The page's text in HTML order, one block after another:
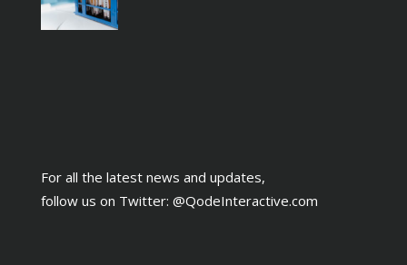
For all the latest news and updates,
follow us on Twitter: @QodeInteractive.com